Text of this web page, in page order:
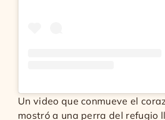
Un video que conmueve el
mostró a una perra del refugio